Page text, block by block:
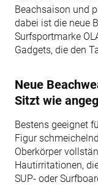
Beachsaison und
dabei ist die neue
Surfsportmarke
Gadgets, die den
Neue
Sitzt wie
Bestens geeignet
Figur
Oberkörper
Hautirritationen,
SUP- oder